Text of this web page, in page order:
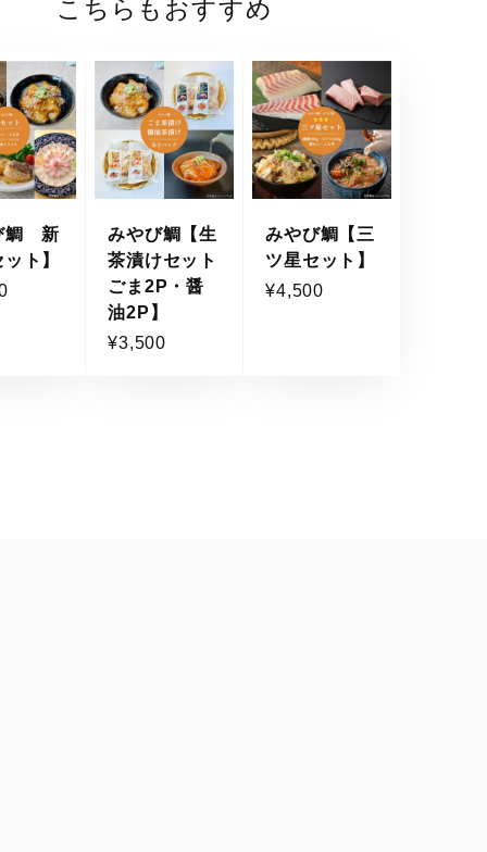
こちらもおすすめ
鯛 新
ット】
みやび鯛【生
茶漬けセット
ごま2P・醤
油2P】
¥3,500
みやび鯛【三
ツ星セット】
¥4,500